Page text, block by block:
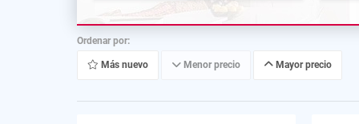
Ordenar por:
Más nuevo Menor precio Mayor precio